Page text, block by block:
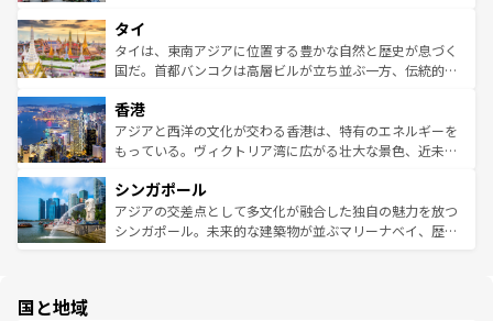
リティに包まれながら、韓国の多彩な魅力を心ゆくまで味
わってみてほしい。 なお、新着の韓国情報はコンテンツ一
覧を参照してほしい。
急速な発展と共に伝統が息づく。ハノイの古い町並みやホ
ーチミン市のフランス統治時代の建物も、独特の雰囲気を
醸し出している。また、バラエティの豊かさとおいしさで
とつ。フォーやバインミー、ベトナムコーヒーなどは、ぜ
ひ現地で味わいたい。どの地域を訪れてもあたたかい人々
が旅行者を迎えてくれるので、きっと忘れられない旅にな
参照してほしい。
タイ
タイは、東南アジアに位置する豊かな自然と歴史が息づく
国だ。首都バンコクは高層ビルが立ち並ぶ一方、伝統的な
の活気が交差している。北部ではチェンマイなどの山岳地
帯で自然と触れ合い、南部ではプーケットやクラビの美し
いビーチでリゾート気分を楽しむことができる。タイ料理
激する。気候は一年中温暖で、どの季節にも異なる楽しみ
が待っている。親しみやすいタイの人々、仏教を中心とし
た文化、そして多様な観光資源が、訪れる旅人を魅了し続
香港
アジアと西洋の文化が交わる香港は、特有のエネルギーを
もっている。ヴィクトリア湾に広がる壮大な景色、近未来
み、どこを訪れても感動するはず。観光スポットが密集し
ており、効率よく見どころを回れるのも魅力。息をのむよ
うな絶景から文化的な体験まで、香港を存分に楽しみ尽く
シンガポール
アジアの交差点として多文化が融合した独自の魅力を放つ
シンガポール。未来的な建築物が並ぶマリーナベイ、歴史
国と地域